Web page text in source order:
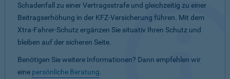
Schadenfall zu einer Vertragsstrafe und gleichzeitig zu einer
Beitragserhöhung in der KFZ-Versicherung führen. Mit dem
Xtra-Fahrer-Schutz ergänzen Sie situativ Ihren Schutz und
bleiben auf der sicheren Seite.
Benötigen Sie weitere Informationen? Dann empfehlen wir
eine persönliche Beratung.